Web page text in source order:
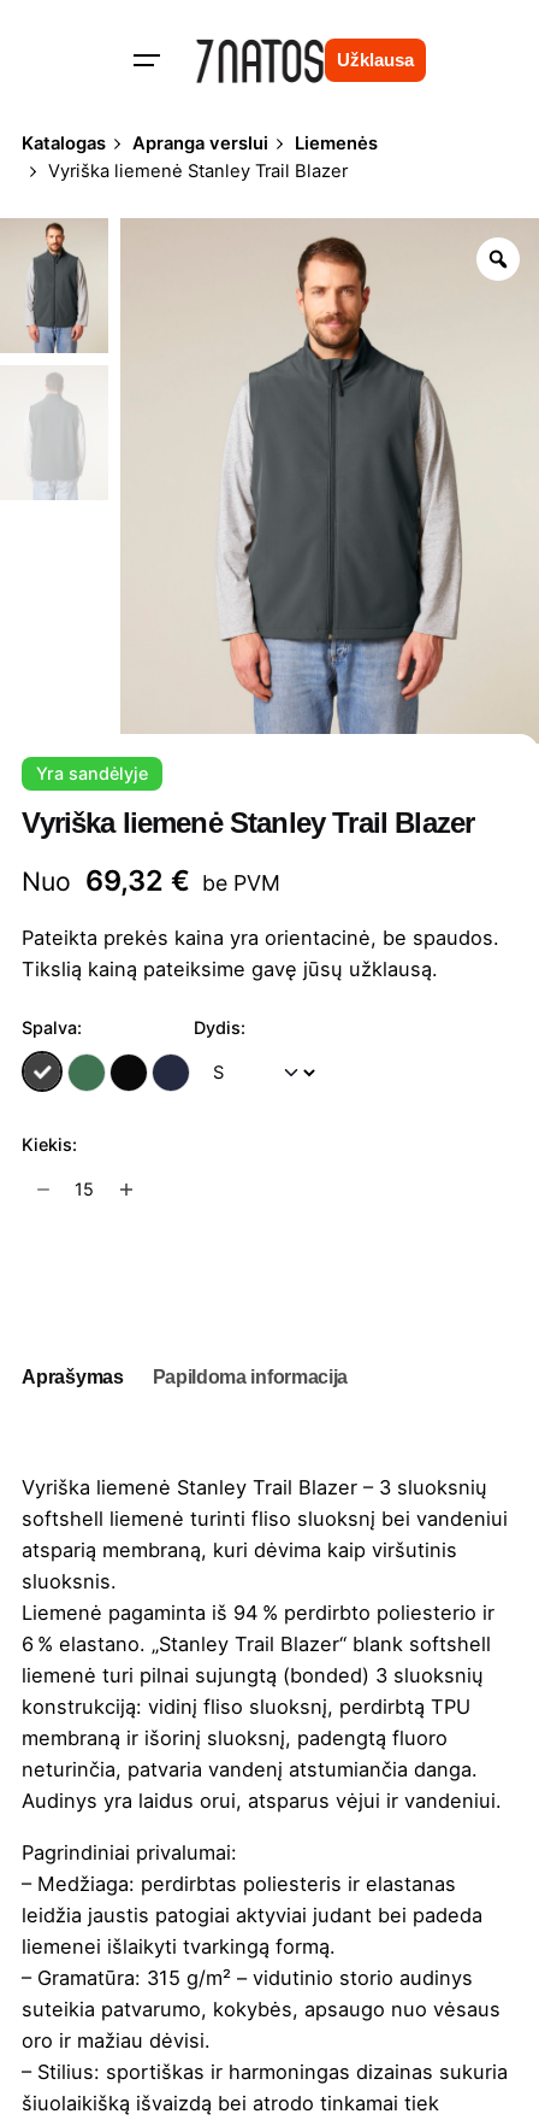
Užklausa
Katalogas Apranga verslui
Liemenės
Vyriška liemenė Stanley Trail Blazer
Yra sandėlyje
Vyriška liemenė Stanley Trail Blazer
Nuo 69,32€ be PVM
Pateikta prekės kaina yra orientacinė, be spaudos.
Tikslią kainą pateiksime gavę jūsų užklausą.
Spalva: Dydis:
Kiekis:
produkto
Aprašymas Papildoma informacija
Vyriška liemenė Stanley Trail Blazer – 3 sluoksnių
softshell liemenė turinti fliso sluoksnį bei vandeniui
atsparią membraną, kuri dėvima kaip viršutinis
sluoksnis.
Liemenė pagaminta iš 94 % perdirbto poliesterio ir
6 % elastano. „Stanley Trail Blazer“ blank softshell
liemenė turi pilnai sujungtą (bonded) 3 sluoksnių
konstrukciją: vidinį fliso sluoksnį, perdirbtą TPU
membraną ir išorinį sluoksnį, padengtą fluoro
neturinčia, patvaria vandenį atstumiančia danga.
Audinys yra laidus orui, atsparus vėjui ir vandeniui.
Pagrindiniai privalumai:
– Medžiaga: perdirbtas poliesteris ir elastanas
leidžia jaustis patogiai aktyviai judant bei padeda
liemenei išlaikyti tvarkingą formą.
– Gramatūra: 315 g/m² – vidutinio storio audinys
suteikia patvarumo, kokybės, apsaugo nuo vėsaus
oro ir mažiau dėvisi.
– Stilius: sportiškas ir harmoningas dizainas sukuria
šiuolaikišką išvaizdą bei atrodo tinkamai tiek